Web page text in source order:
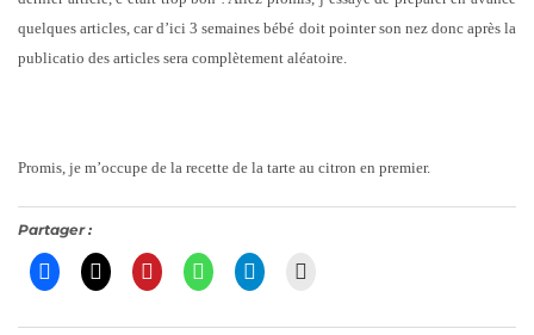
quelques articles, car d’ici 3 semaines bébé doit pointer son nez donc après la
publicatio des articles sera complètement aléatoire.
Promis, je m’occupe de la recette de la tarte au citron en premier.
Partager :